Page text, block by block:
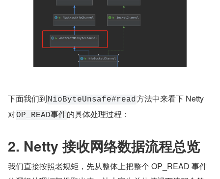
是 IO 就绪的客户端连接NioSocketChannel
ch.unsafe()获取到的 NioUnsafe 操作类正是
NioSocketChannel 中对底层 JDK NIO SocketChannel 的
Unsafe 底层操作类。实现类型为NioByteUnsafe定义在